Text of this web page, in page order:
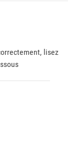
lisez